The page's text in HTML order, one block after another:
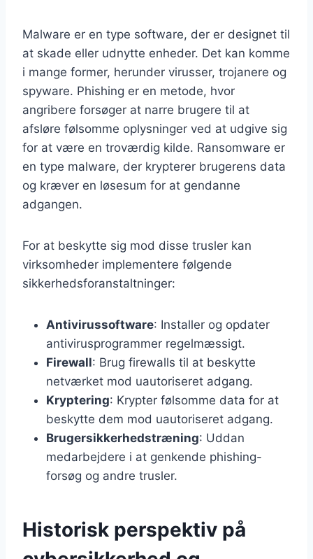
Malware er en type software, der er designet til
at skade eller udnytte enheder. Det kan komme
i mange former, herunder virusser, trojanere og
spyware. Phishing er en metode, hvor
angribere forsøger at narre brugere til at
afsløre følsomme oplysninger ved at udgive sig
for at være en troværdig kilde. Ransomware er
en type malware, der krypterer brugerens data
og kræver en løsesum for at gendanne
adgangen.
For at beskytte sig mod disse trusler kan
virksomheder implementere følgende
sikkerhedsforanstaltninger:
Antivirussoftware: Installer og opdater
antivirusprogrammer regelmæssigt.
Firewall: Brug firewalls til at beskytte
netværket mod uautoriseret adgang.
Kryptering: Krypter følsomme data for at
beskytte dem mod uautoriseret adgang.
Brugersikkerhedstræning: Uddan
medarbejdere i at genkende phishing-
forsøg og andre trusler.
Historisk perspektiv på